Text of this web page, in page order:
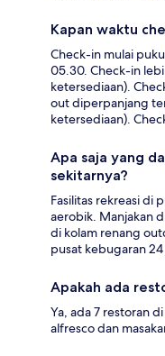
Kapan waktu
Check-in mulai
05.30. Check-in
ketersediaan).
out diperpanjang
ketersediaan).
Apa saja yang
sekitarnya?
Fasilitas rekreasi di
aerobik. Manjakan
di kolam renang
pusat kebugaran
Apakah ada
Ya, ada 7 restoran
alfresco dan